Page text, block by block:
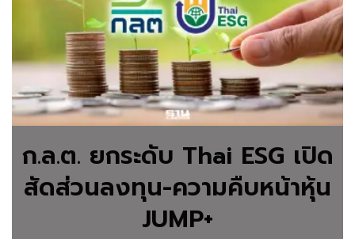
การ
ลงทุน
จาก
ฐาน
เศรษฐกิจ
อัพเดท
ก.ล.ต. ยกระดับ Thai ESG เปิด
สัดส่วนลงทุน-ความคืบหน้าหุ้น
JUMP+